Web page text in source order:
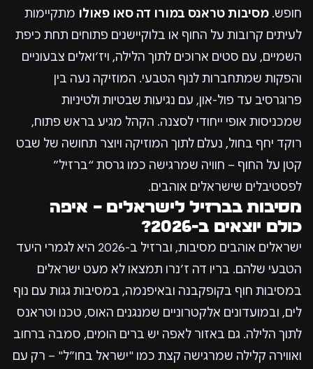
חופש. מסיבות טראנס במורו דה סאו פאולו מתקיימות
לעיתים קרובות על החוף או בלוקיישנים פתוחים תחת כיפת
השמיים, עם סטים ארוכים לתוך הלילה, ויז’ואלים צבעוניים
והפקות שמתחברות לנוף הטבעי. המוזיקה נעה בין
פרוגרסיב עד פול-און, עם נגיעות שבטיות ולטיניות
שמכניסות אופי ייחודי לסצנה. הקהל מגיע בראש פתוח,
רוקד יחף בחול, נעלם לתוך המוזיקה ויוצר תחושה של שבט
קטן על החוף – חוויה שמרגישה כמו גרסת “ברזיל”
לפסטיבלים שישראלים אוהבים.
מסיבות בברזיל לישראלים – איפה
כולם יוצאים ב-2026?
ישראלים אוהבים מסיבות, וברזיל ב-2026 היא לגמרי היעד
הטבעי שלהם. בריו דה ז’נרו תמצאו לא מעט ישראלים
במסיבות חוף בקופקבנה ובאיפנמה, במסיבות גגות עם נוף
לים, ובמועדונים אלקטרוניים שמנגנים האוס, טכנו וטראנס
לתוך הלילה. גם באזור לאפה יש ברים הומים, סמבה ברחוב
ואווירה קלילה שמרגישה קצת כמו "ישראל בחו״ל" – רק עם